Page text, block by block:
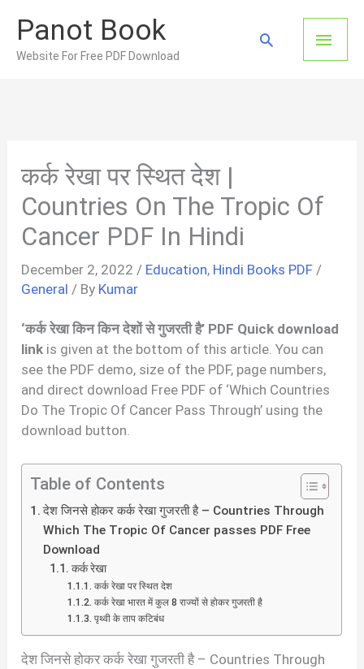
content
Panot Book
Website For Free PDF Download
Main
Search
कर्क रेखा पर स्थित देश |
Countries On The Tropic Of
Cancer PDF In Hindi
December 2, 2022 / Education, Hindi Books PDF /
General / By Kumar
‘कर्क रेखा किन किन देशों से गुजरती है’ PDF Quick download
link is given at the bottom of this article. You can
see the PDF demo, size of the PDF, page numbers,
and direct download Free PDF of ‘Which Countries
Do The Tropic Of Cancer Pass Through’ using the
download button.
Table of Contents
देश जिनसे होकर कर्क रेखा गुजरती है – Countries Through
Which The Tropic Of Cancer passes PDF Free
Download
कर्क रेखा
कर्क रेखा पर स्थित देश
कर्क रेखा भारत में कुल 8 राज्यों से होकर गुजरती है
पृथ्वी के ताप कटिबंध
देश जिनसे होकर कर्क रेखा गुजरती है – Countries Through